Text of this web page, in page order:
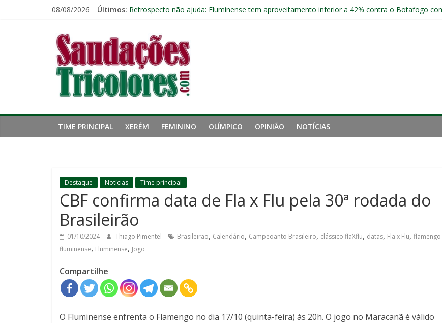
08/08/2026 Últimos: Botafogo x Fluminense: escalação provável, arbitragem e onde assistir
Estaleiro Tricolor: Veja os desfalques do Fluminense para encarar o Botafogo
De Olho Neles: Botafogo chega invicto ao clássico após retomada do Brasileirão
Saudações
Tricolores
TIME PRINCIPAL XERÉM FEMININO OLÍMPICO OPINIÃO NOTÍCIAS
Destaque Notícias Time principal
CBF confirma data de Fla x Flu pela 30ª rodada do
Brasileirão
01/10/2024 Thiago Pimentel Brasileirão, Calendário, Campeoanto Brasileiro, clássico flaXflu, datas, Fla x Flu, flamengo
fluminense, Fluminense, Jogo
Compartilhe
O Fluminense enfrenta o Flamengo no dia 17/10 (quinta-feira) às 20h. O jogo no Maracanã é válido